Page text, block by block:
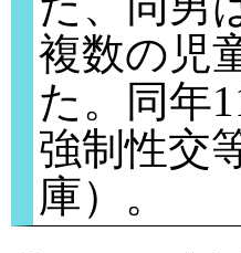
複数の児
た。同年
強制性交
庫）。